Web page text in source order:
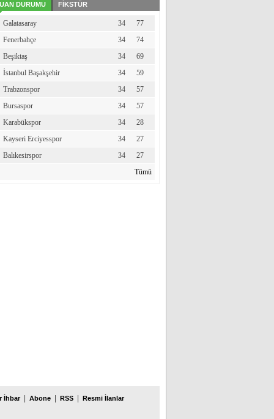
DURUMU FİKSTÜR
Galatasaray 34 77
Fenerbahçe 34 74
Beşiktaş 34 69
İstanbul Başakşehir 34 59
Trabzonspor 34 57
Bursaspor 34 57
Karabükspor 34 28
Kayseri Erciyesspor 34 27
Balıkesirspor 34 27
Tümü
İhbar Abone RSS
Resmi İlanlar